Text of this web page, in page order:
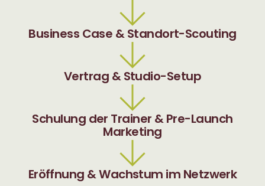
Business Case & Standort-Scouting
Vertrag & Studio-Setup
Schulung der Trainer & Pre-Launch
Marketing
Eröffnung & Wachstum im Netzwerk